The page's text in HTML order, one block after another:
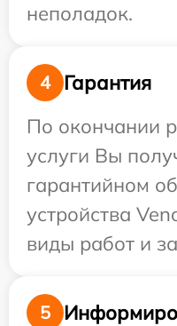
неполадок.
4
Гарантия
По окончании
услуги Вы
гарантийном
устройства
виды работ и
5